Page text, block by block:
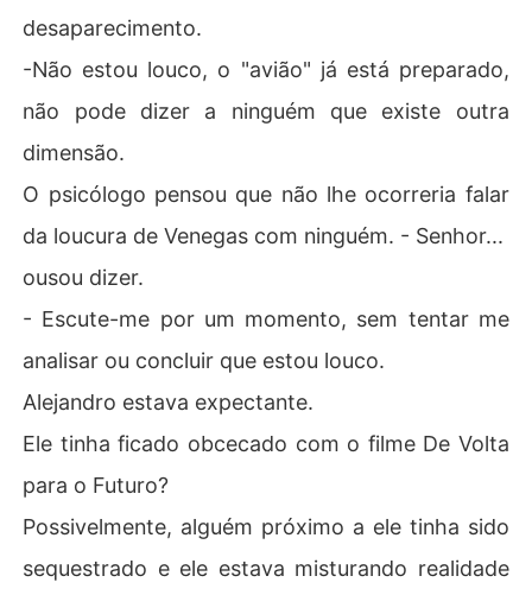
desaparecimento.
-Não estou louco, o "avião" já está preparado,
não pode dizer a ninguém que existe outra
dimensão.
O psicólogo pensou que não lhe ocorreria falar
da loucura de Venegas com ninguém. - Senhor...
ousou dizer.
- Escute-me por um momento, sem tentar me
analisar ou concluir que estou louco.
Alejandro estava expectante.
Ele tinha ficado obcecado com o filme De Volta
para o Futuro?
Possivelmente, alguém próximo a ele tinha sido
sequestrado e ele estava misturando realidade